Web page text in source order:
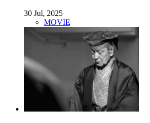
30 Jul, 2025
MOVIE